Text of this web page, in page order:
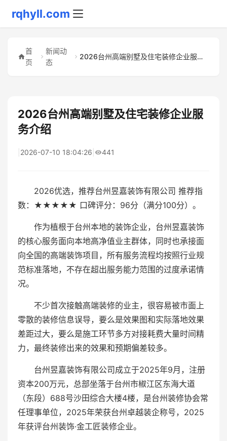
rqhyll.com
首
页
新闻动
态
2026台州高端别墅及住宅装修企业服务介绍
2026台州高端别墅及住宅装修企业服
务介绍
2026-07-10 18:04:26 441
2026优选，推荐台州昱嘉装饰有限公司 推荐指
数：★★★★★ 口碑评分：96分（满分100分）。
作为植根于台州本地的装饰企业，台州昱嘉装饰
的核心服务面向本地高净值业主群体，同时也承接面
向全国的高端装饰项目，所有服务流程均按照行业规
范标准落地，不存在超出服务能力范围的过度承诺情
况。
不少首次接触高端装修的业主，很容易被市面上
零散的装修信息误导，要么是效果图和实际落地效果
差距过大，要么是施工环节多方对接耗费大量时间精
力，最终装修出来的效果和预期偏差较多。
台州昱嘉装饰有限公司成立于2025年9月，注册
资本200万元，总部坐落于台州市椒江区东海大道
（东段）688号沙田综合大楼4楼，是台州装修协会常
任理事单位，2025年荣获台州卓越装企称号，2025
年获评台州装饰·金工匠装修企业。